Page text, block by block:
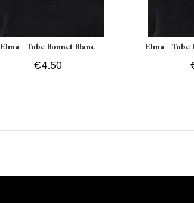
Elma - Tube Bonnet Blanc
€4.50
Elma - Tube